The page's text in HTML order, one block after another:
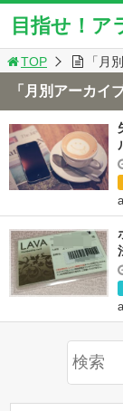
目指せ！
TOP 「月
「月別アーカイ